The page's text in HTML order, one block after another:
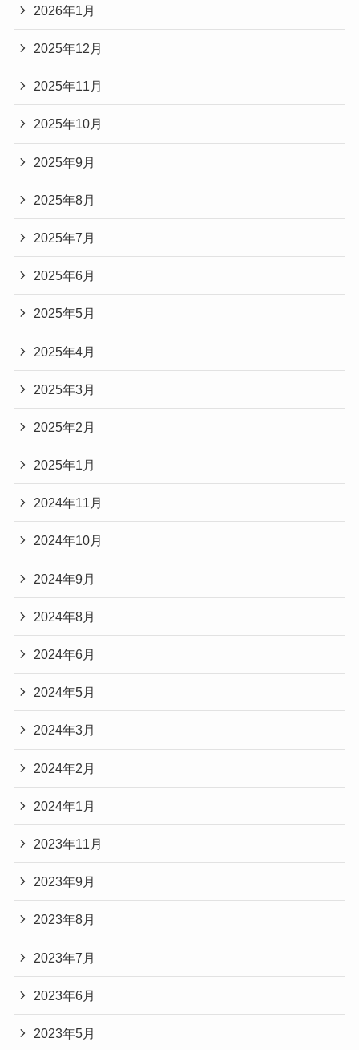
2026年1月
2025年12月
2025年11月
2025年10月
2025年9月
2025年8月
2025年7月
2025年6月
2025年5月
2025年4月
2025年3月
2025年2月
2025年1月
2024年11月
2024年10月
2024年9月
2024年8月
2024年6月
2024年5月
2024年3月
2024年2月
2024年1月
2023年11月
2023年9月
2023年8月
2023年7月
2023年6月
2023年5月